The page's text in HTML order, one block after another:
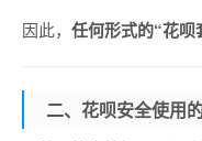
因此， 任何形式的“花呗
二、花呗安全使用